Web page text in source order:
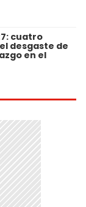
cuatro
desgaste de
en el